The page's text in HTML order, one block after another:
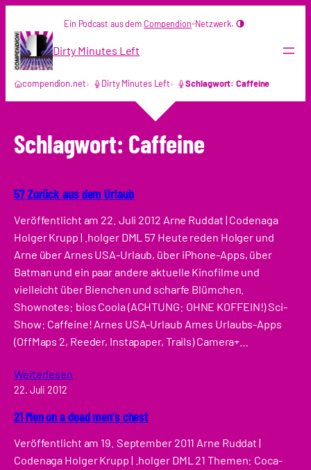
Inhalt
springen
Ein Podcast aus dem Compendion-Netzwerk.
Dirty Minutes Left
compendion.net Dirty Minutes Left Schlagwort: Caffeine
Schlagwort: Caffeine
57 Zurück aus dem Urlaub
Veröffentlicht am 22. Juli 2012 Arne Ruddat | Codenaga
Holger Krupp | .holger DML 57 Heute reden Holger und
Arne über Arnes USA-Urlaub, über iPhone-Apps, über
Batman und ein paar andere aktuelle Kinofilme und
vielleicht über Bienchen und scharfe Blümchen.
Shownotes: bios Coola (ACHTUNG: OHNE KOFFEIN!) Sci-
Show: Caffeine! Arnes USA-Urlaub Arnes Urlaubs-Apps
(OffMaps 2, Reeder, Instapaper, Trails) Camera+…
Weiterlesen
22. Juli 2012
21 Men on a dead men’s chest
Veröffentlicht am 19. September 2011 Arne Ruddat |
Codenaga Holger Krupp | .holger DML 21 Themen: Coca-